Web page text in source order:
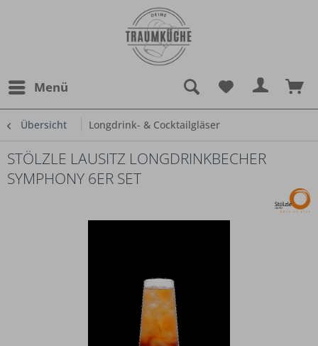
Menü
Übersicht Longdrink- & Cocktailgläser
STÖLZLE LAUSITZ LONGDRINKBECHER
SYMPHONY 6ER SET